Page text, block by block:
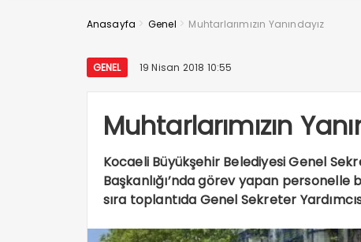
Anasayfa > Genel > Muhtarlarımızın Yanındayız
GENEL 19 Nisan 2018 10:55
Muhtarlarımızın
Kocaeli Büyükşehir Belediyesi Genel
Başkanlığı’nda görev yapan personelle
sıra toplantıda Genel Sekreter